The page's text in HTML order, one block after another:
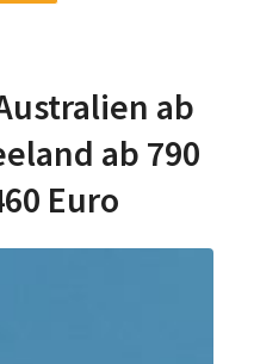
ab
ab 790
Euro